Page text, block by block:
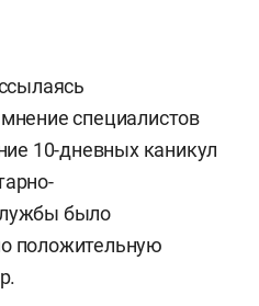
специалистов
10-дневных каникул
было
положительную